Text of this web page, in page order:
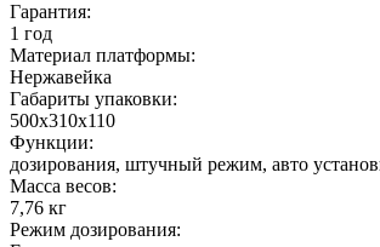
Гарантия:
1 год
Материал платформы:
Нержавейка
Габариты упаковки:
500х310х110
Функции:
дозирования, штучный режим, авто
Масса весов:
7,76 кг
Режим дозирования: